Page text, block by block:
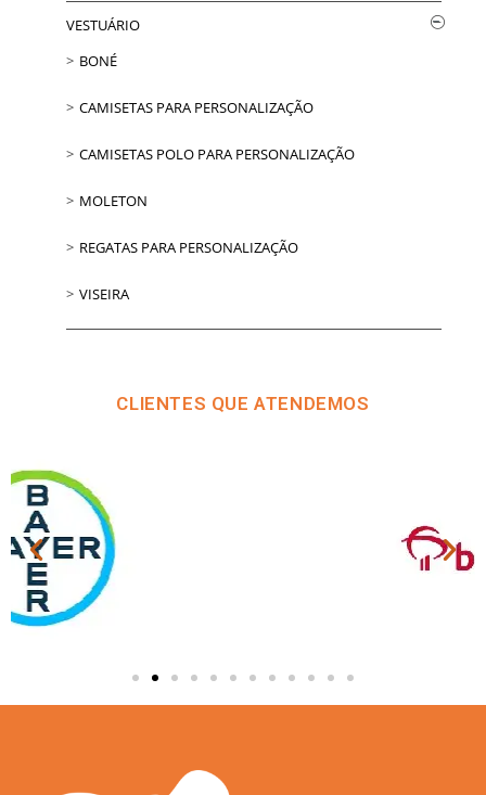
VESTUÁRIO
BONÉ
CAMISETAS PARA PERSONALIZAÇÃO
CAMISETAS POLO PARA PERSONALIZAÇÃO
MOLETON
REGATAS PARA PERSONALIZAÇÃO
VISEIRA
CLIENTES QUE ATENDEMOS